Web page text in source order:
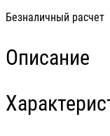
Безналичный расчет
Описание